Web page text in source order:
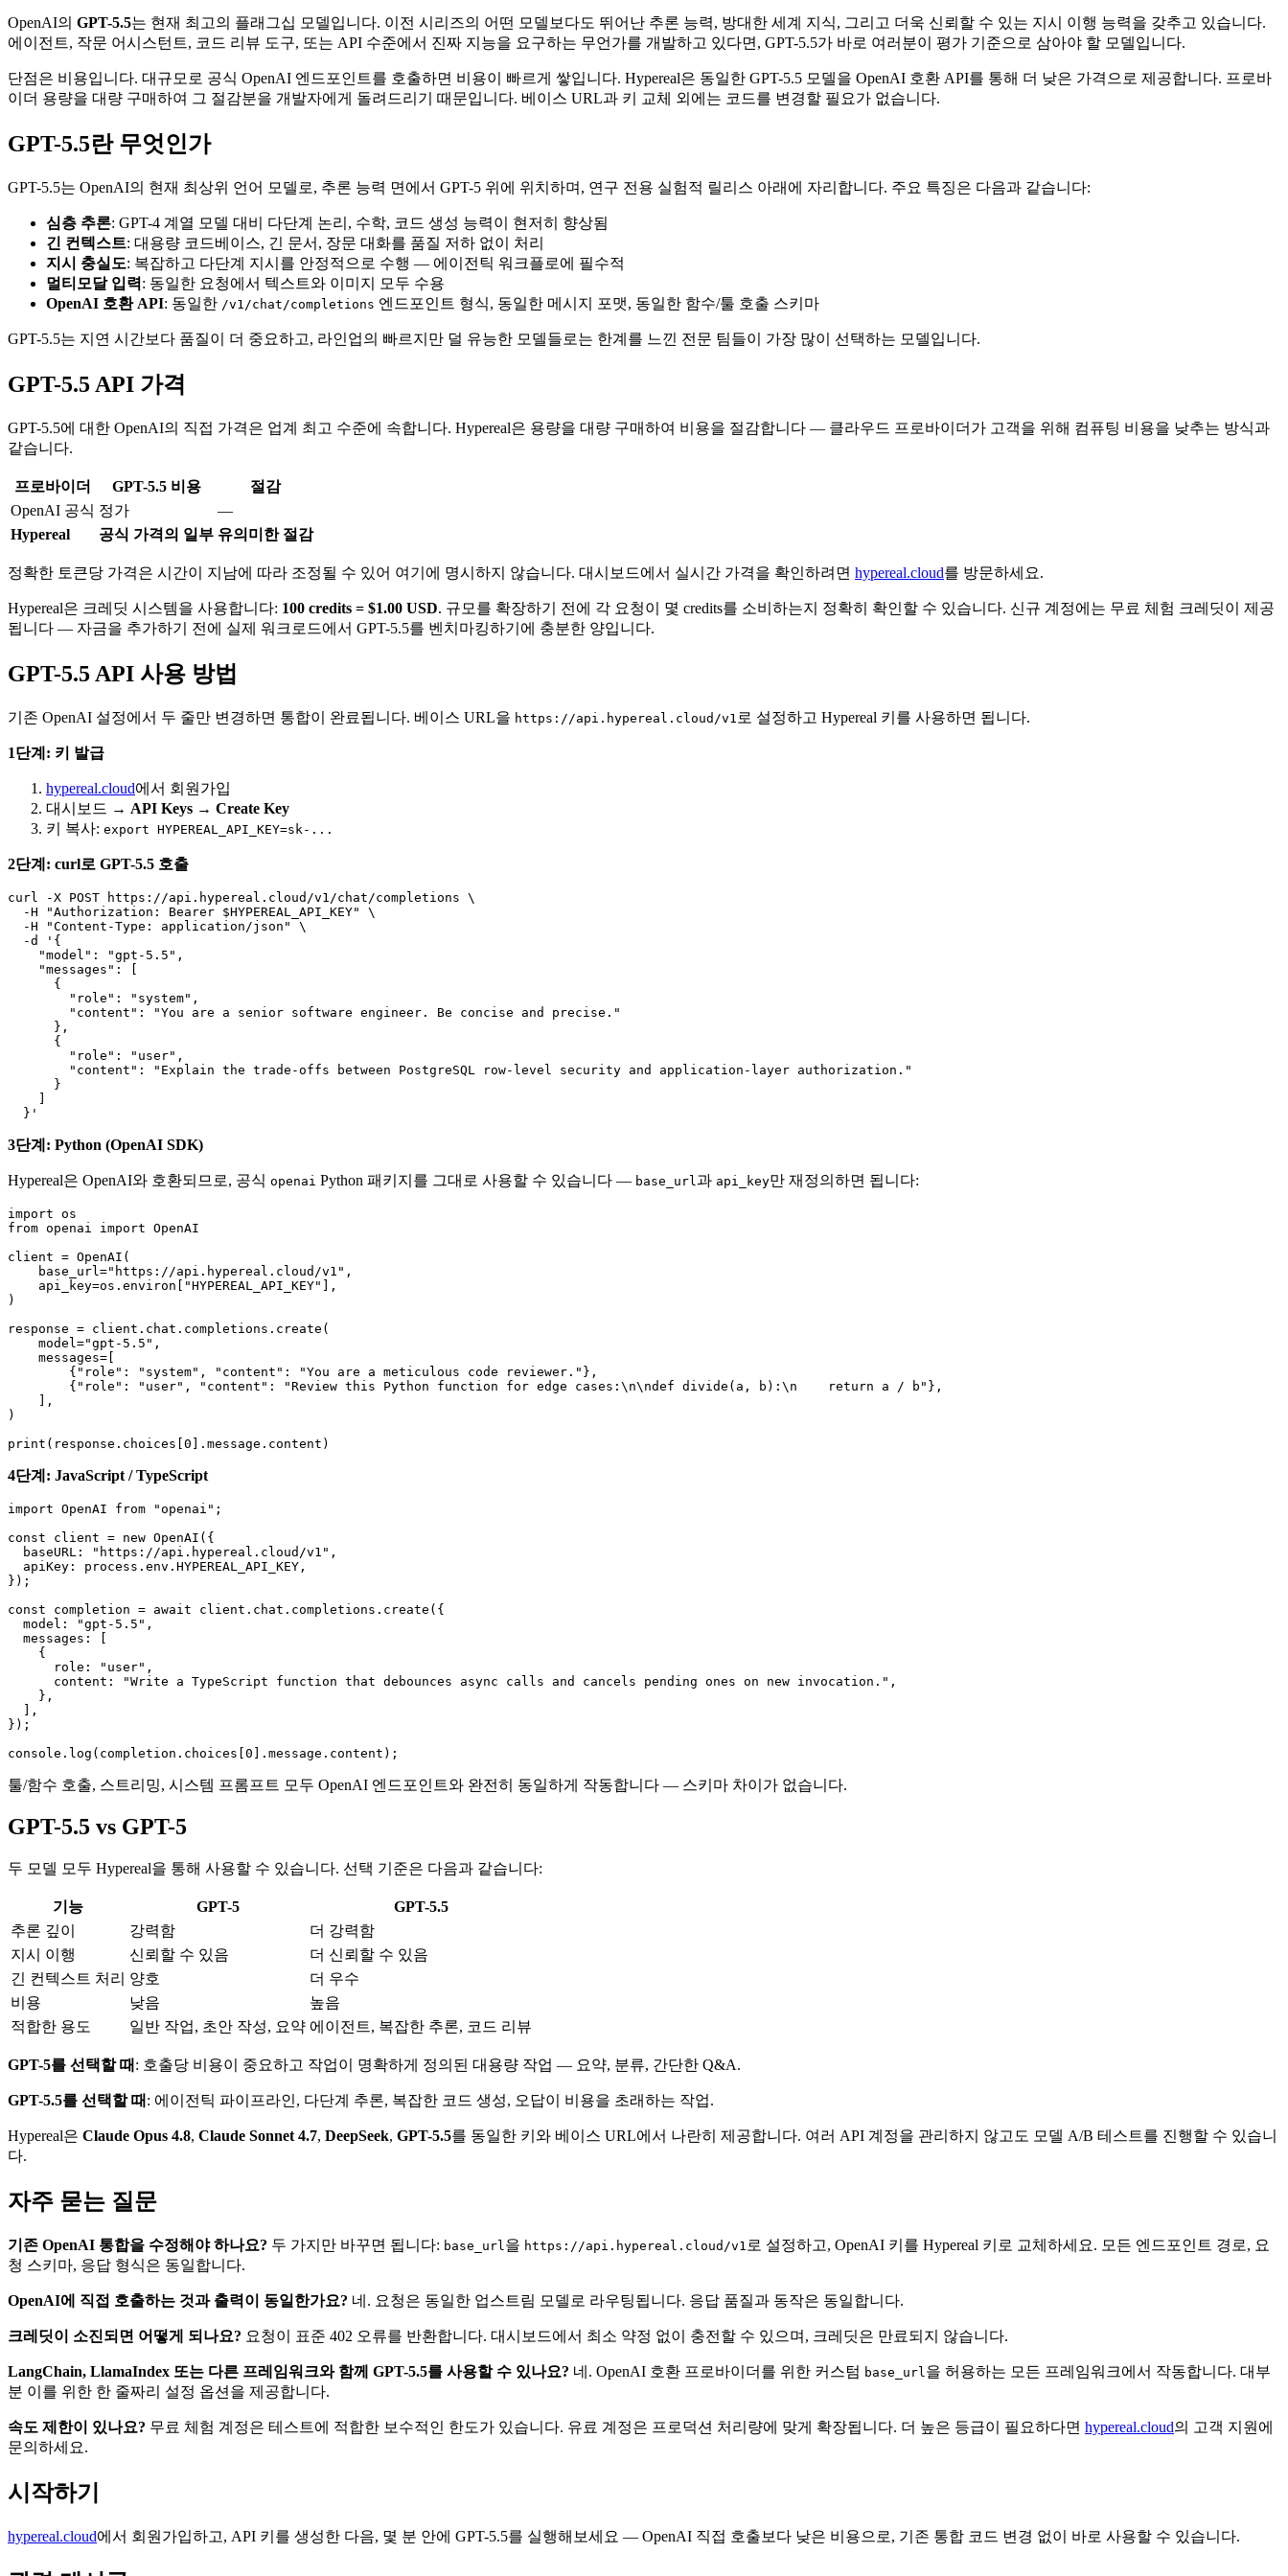
OpenAI의 GPT-5.5는 현재 최고의 플래그십 모델입니다. 이전 시리즈의 어떤 모델보다도 뛰어난 추론 능력, 방대한 세계 지식, 그리고 더욱 신뢰할 수 있는 지시 이행 능력을 갖추고 있습니다.
에이전트, 작문 어시스턴트, 코드 리뷰 도구, 또는 API 수준에서 진짜 지능을 요구하는 무언가를 개발하고 있다면, GPT-5.5가 바로 여러분이 평가 기준으로 삼아야 할 모델입니다.
단점은 비용입니다. 대규모로 공식 OpenAI 엔드포인트를 호출하면 비용이 빠르게 쌓입니다. Hypereal은 동일한 GPT-5.5 모델을 OpenAI 호환 API를 통해 더 낮은 가격으로 제공합니다. 프로바
이더 용량을 대량 구매하여 그 절감분을 개발자에게 돌려드리기 때문입니다. 베이스 URL과 키 교체 외에는 코드를 변경할 필요가 없습니다.
GPT-5.5란 무엇인가
GPT-5.5는 OpenAI의 현재 최상위 언어 모델로, 추론 능력 면에서 GPT-5 위에 위치하며, 연구 전용 실험적 릴리스 아래에 자리합니다. 주요 특징은 다음과 같습니다:
심층 추론: GPT-4 계열 모델 대비 다단계 논리, 수학, 코드 생성 능력이 현저히 향상됨
긴 컨텍스트: 대용량 코드베이스, 긴 문서, 장문 대화를 품질 저하 없이 처리
지시 충실도: 복잡하고 다단계 지시를 안정적으로 수행 — 에이전틱 워크플로에 필수적
멀티모달 입력: 동일한 요청에서 텍스트와 이미지 모두 수용
OpenAI 호환 API: 동일한 /v1/chat/completions 엔드포인트 형식, 동일한 메시지 포맷, 동일한 함수/툴 호출 스키마
GPT-5.5는 지연 시간보다 품질이 더 중요하고, 라인업의 빠르지만 덜 유능한 모델들로는 한계를 느낀 전문 팀들이 가장 많이 선택하는 모델입니다.
GPT-5.5 API 가격
GPT-5.5에 대한 OpenAI의 직접 가격은 업계 최고 수준에 속합니다. Hypereal은 용량을 대량 구매하여 비용을 절감합니다 — 클라우드 프로바이더가 고객을 위해 컴퓨팅 비용을 낮추는 방식과
같습니다.
프로바이더 GPT-5.5 비용
절감
OpenAI 공식 정가
—
Hypereal
공식 가격의 일부 유의미한 절감
정확한 토큰당 가격은 시간이 지남에 따라 조정될 수 있어 여기에 명시하지 않습니다. 대시보드에서 실시간 가격을 확인하려면 hypereal.cloud를 방문하세요.
Hypereal은 크레딧 시스템을 사용합니다: 100 credits = $1.00 USD. 규모를 확장하기 전에 각 요청이 몇 credits를 소비하는지 정확히 확인할 수 있습니다. 신규 계정에는 무료 체험 크레딧이 제공
됩니다 — 자금을 추가하기 전에 실제 워크로드에서 GPT-5.5를 벤치마킹하기에 충분한 양입니다.
GPT-5.5 API 사용 방법
기존 OpenAI 설정에서 두 줄만 변경하면 통합이 완료됩니다. 베이스 URL을 https://api.hypereal.cloud/v1 로 설정하고 Hypereal 키를 사용하면 됩니다.
1단계: 키 발급
hypereal.cloud에서 회원가입
대시보드 → API Keys → Create Key
키 복사: export HYPEREAL_API_KEY=sk-...
2단계: curl로 GPT-5.5 호출
curl -X POST https://api.hypereal.cloud/v1/chat/completions \
  -H "Authorization: Bearer $HYPEREAL_API_KEY" \
  -H "Content-Type: application/json" \
  -d '{
    "model": "gpt-5.5",
    "messages": [
      {
        "role": "system",
        "content": "You are a senior software engineer. Be concise and precise."
      },
      {
        "role": "user",
        "content": "Explain the trade-offs between PostgreSQL row-level security and application-layer authorization."
      }
    ]
3단계: Python (OpenAI SDK)
Hypereal은 OpenAI와 호환되므로, 공식 openai Python 패키지를 그대로 사용할 수 있습니다 — base_url 과 api_key만 재정의하면 됩니다:
import os
from openai import OpenAI
client = OpenAI(
    base_url="https://api.hypereal.cloud/v1",
    api_key=os.environ["HYPEREAL_API_KEY"],
)
response = client.chat.completions.create(
    model="gpt-5.5",
    messages=[
        {"role": "system", "content": "You are a meticulous code reviewer."},
        {"role": "user", "content": "Review this Python function for edge cases:\n\ndef divide(a, b):\n    return a / b"},
    ],
)
4단계: JavaScript / TypeScript
import OpenAI from "openai";
const client = new OpenAI({
  baseURL: "https://api.hypereal.cloud/v1",
  apiKey: process.env.HYPEREAL_API_KEY,
});
const completion = await client.chat.completions.create({
  model: "gpt-5.5",
  messages: [
    {
      role: "user",
      content: "Write a TypeScript function that debounces async calls and cancels pending ones on new invocation.",
    },
  ],
});
툴/함수 호출, 스트리밍, 시스템 프롬프트 모두 OpenAI 엔드포인트와 완전히 동일하게 작동합니다 — 스키마 차이가 없습니다.
GPT-5.5 vs GPT-5
두 모델 모두 Hypereal을 통해 사용할 수 있습니다. 선택 기준은 다음과 같습니다:
기능 GPT-5
GPT-5.5
추론 깊이
강력함
더 강력함
지시 이행
신뢰할 수 있음
더 신뢰할 수 있음
긴 컨텍스트 처리 양호
더 우수
비용
낮음
높음
적합한 용도
일반 작업, 초안 작성, 요약 에이전트, 복잡한 추론, 코드 리뷰
GPT-5를 선택할 때 : 호출당 비용이 중요하고 작업이 명확하게 정의된 대용량 작업 — 요약, 분류, 간단한 Q&A.
GPT-5.5를 선택할 때 : 에이전틱 파이프라인, 다단계 추론, 복잡한 코드 생성, 오답이 비용을 초래하는 작업.
Hypereal은 Claude Opus 4.8, Claude Sonnet 4.7, DeepSeek, GPT-5.5를 동일한 키와 베이스 URL에서 나란히 제공합니다. 여러 API 계정을 관리하지 않고도 모델 A/B 테스트를 진행할 수 있습니
다.
자주 묻는 질문
기존 OpenAI 통합을 수정해야 하나요? 두 가지만 바꾸면 됩니다: base_url을 https://api.hypereal.cloud/v1 로 설정하고, OpenAI 키를 Hypereal 키로 교체하세요. 모든 엔드포인트 경로, 요
청 스키마, 응답 형식은 동일합니다.
OpenAI에 직접 호출하는 것과 출력이 동일한가요? 네. 요청은 동일한 업스트림 모델로 라우팅됩니다. 응답 품질과 동작은 동일합니다.
크레딧이 소진되면 어떻게 되나요? 요청이 표준 402 오류를 반환합니다. 대시보드에서 최소 약정 없이 충전할 수 있으며, 크레딧은 만료되지 않습니다.
LangChain, LlamaIndex 또는 다른 프레임워크와 함께 GPT-5.5를 사용할 수 있나요? 네. OpenAI 호환 프로바이더를 위한 커스텀 base_url을 허용하는 모든 프레임워크에서 작동합니다. 대부
분 이를 위한 한 줄짜리 설정 옵션을 제공합니다.
속도 제한이 있나요? 무료 체험 계정은 테스트에 적합한 보수적인 한도가 있습니다. 유료 계정은 프로덕션 처리량에 맞게 확장됩니다. 더 높은 등급이 필요하다면 hypereal.cloud의 고객 지원에
문의하세요.
시작하기
hypereal.cloud에서 회원가입하고, API 키를 생성한 다음, 몇 분 안에 GPT-5.5를 실행해보세요 — OpenAI 직접 호출보다 낮은 비용으로, 기존 통합 코드 변경 없이 바로 사용할 수 있습니다.